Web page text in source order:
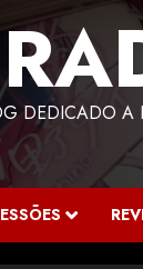
DEDICADO A